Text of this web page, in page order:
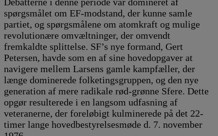
spørgsmålet om EF-modstand, der kunne samle
partiet, og spørgsmålene om atomkraft og mulige
revolutionære omvæltninger, der omvendt
fremkaldte splittelse. SF’s nye formand, Gert
Petersen, havde som en af sine hovedopgaver at
navigere mellem Larsens gamle kampfæller, der
længe dominerede folketingsgruppen, og den nye
generation af mere radikale rød-grønne Sfere. Dette
opgør resulterede i en langsom udfasning af
veteranerne, der foreløbigt kulminerede på det 22-
timer lange hovedbestyrelsesmøde d. 7. november